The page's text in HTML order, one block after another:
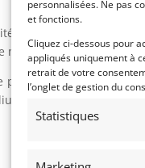
personnalisées. Ne pas
et fonctions.
Cliquez ci-dessous pour
appliqués uniquement à
retrait de votre
l’onglet de gestion du
Statistiques
et l’extincteur sont
mise en route.
pour quelqu’un qui